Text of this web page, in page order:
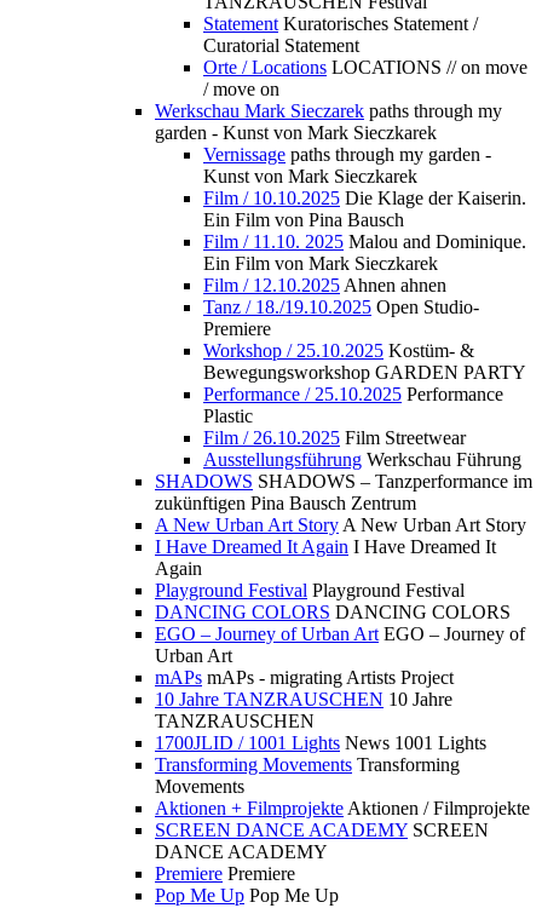
Statement Kuratorisches Statement /
Curatorial Statement
Orte / Locations LOCATIONS // on move
/ move on
Werkschau Mark Sieczarek paths through my
garden - Kunst von Mark Sieczkarek
Vernissage paths through my garden -
Kunst von Mark Sieczkarek
Film / 10.10.2025 Die Klage der Kaiserin.
Ein Film von Pina Bausch
Film / 11.10. 2025 Malou and Dominique.
Ein Film von Mark Sieczkarek
Film / 12.10.2025 Ahnen ahnen
Tanz / 18./19.10.2025 Open Studio-
Premiere
Workshop / 25.10.2025 Kostüm- &
Bewegungsworkshop GARDEN PARTY
Performance / 25.10.2025 Performance
Plastic
Film / 26.10.2025 Film Streetwear
Ausstellungsführung Werkschau Führung
SHADOWS SHADOWS – Tanzperformance im
zukünftigen Pina Bausch Zentrum
A New Urban Art Story A New Urban Art Story
I Have Dreamed It Again I Have Dreamed It
Again
Playground Festival Playground Festival
DANCING COLORS DANCING COLORS
EGO – Journey of Urban Art EGO – Journey of
Urban Art
mAPs mAPs - migrating Artists Project
10 Jahre TANZRAUSCHEN 10 Jahre
TANZRAUSCHEN
1700JLID / 1001 Lights News 1001 Lights
Transforming Movements Transforming
Movements
Aktionen + Filmprojekte Aktionen / Filmprojekte
SCREEN DANCE ACADEMY SCREEN
DANCE ACADEMY
Premiere Premiere
Pop Me Up Pop Me Up